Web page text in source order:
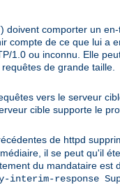
doivent comporter un
compte de ce que lui a
1.0 ou inconnu. Elle
de grande taille.
vers le serveur
cible supporte le
de httpd
il se peut qu'il
du mandataire est
interim-response